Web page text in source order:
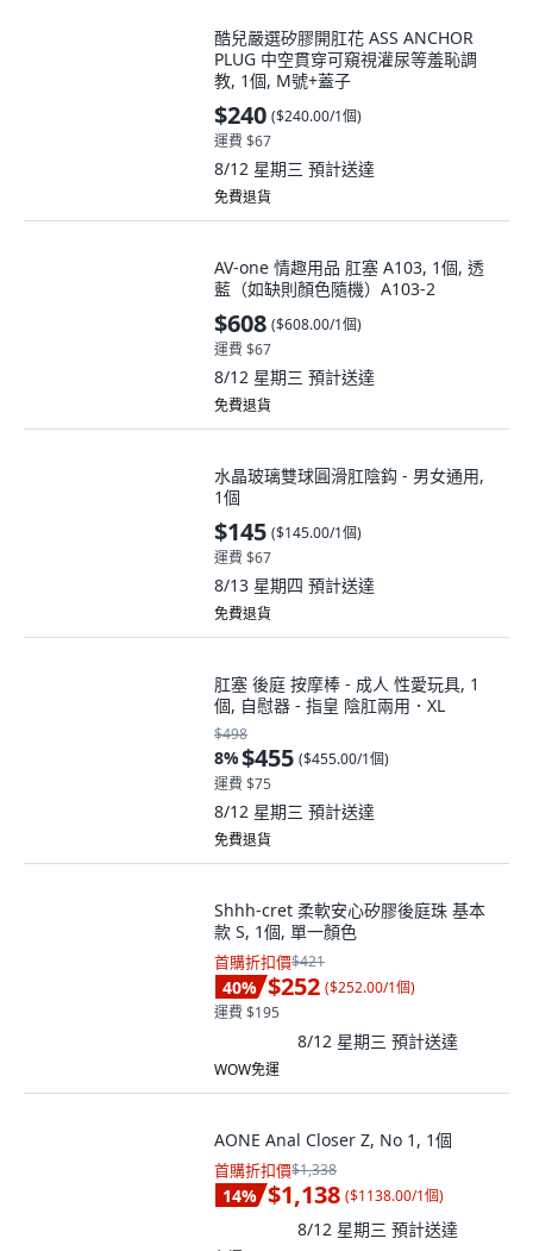
酷兒嚴選矽膠開肛花 ASS ANCHOR
PLUG 中空貫穿可窺視灌尿等羞恥調
教, 1個, M號+蓋子
$240 ($240.00/1個)
運費 $67
8/12 星期三 預計送達
免費退貨
AV-one 情趣用品 肛塞 A103, 1個, 透
藍（如缺則顏色隨機）A103-2
$608 ($608.00/1個)
運費 $67
8/12 星期三 預計送達
免費退貨
水晶玻璃雙球圓滑肛陰鈎 - 男女通用,
1個
$145 ($145.00/1個)
運費 $67
8/13 星期四 預計送達
免費退貨
肛塞 後庭 按摩棒 - 成人 性愛玩具, 1
個, 自慰器 - 指皇 陰肛兩用．XL
$498
8%$455 ($455.00/1個)
運費 $75
8/12 星期三 預計送達
免費退貨
Shhh-cret 柔軟安心矽膠後庭珠 基本
款 S, 1個, 單一顏色
首購折扣價$421
40% $252 ($252.00/1個)
運費 $195
8/12 星期三 預計送達
WOW免運
AONE Anal Closer Z, No 1, 1個
首購折扣價$1,338
14% $1,138 ($1138.00/1個)
8/12 星期三 預計送達